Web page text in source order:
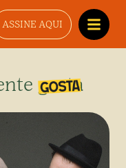
ASSINE AQUI
gosta